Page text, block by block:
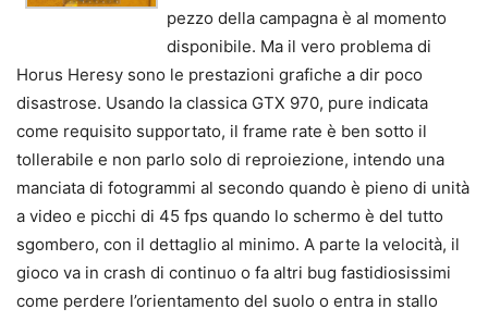
pezzo della campagna è al momento
disponibile. Ma il vero problema di
Horus Heresy sono le prestazioni grafiche a dir poco
disastrose. Usando la classica GTX 970, pure indicata
come requisito supportato, il frame rate è ben sotto il
tollerabile e non parlo solo di reproiezione, intendo una
manciata di fotogrammi al secondo quando è pieno di unità
a video e picchi di 45 fps quando lo schermo è del tutto
sgombero, con il dettaglio al minimo. A parte la velocità, il
gioco va in crash di continuo o fa altri bug fastidiosissimi
come perdere l’orientamento del suolo o entra in stallo